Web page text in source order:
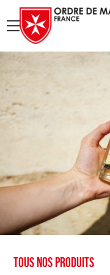
menu
Tous nos produits